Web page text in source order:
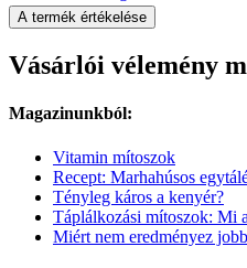
A termék értékelése
Vásárlói vélemény
Magazinunkból:
Vitamin mítoszok
Recept: Marhahúsos
Tényleg káros a kenyér?
Táplálkozási mítoszok: Mi
Miért nem eredményez